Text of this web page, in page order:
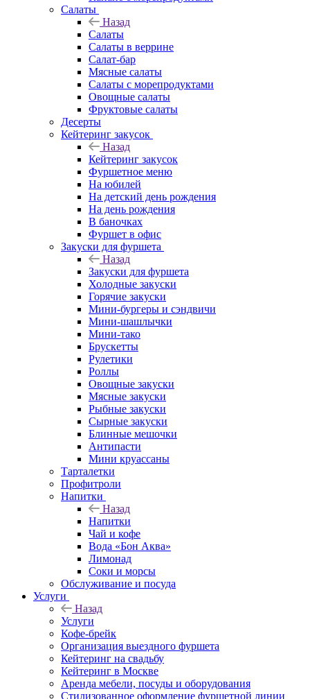
Салаты
Назад
Салаты
Салаты в веррине
Салат-бар
Мясные салаты
Салаты с морепродуктами
Овощные салаты
Фруктовые салаты
Десерты
Кейтеринг закусок
Назад
Кейтеринг закусок
Фуршетное меню
На юбилей
На детский день рождения
На день рождения
В баночках
Фуршет в офис
Закуски для фуршета
Назад
Закуски для фуршета
Холодные закуски
Горячие закуски
Мини-бургеры и сэндвичи
Мини-шашлычки
Мини-тако
Брускетты
Рулетики
Роллы
Овощные закуски
Мясные закуски
Рыбные закуски
Сырные закуски
Блинные мешочки
Антипасти
Мини круассаны
Тарталетки
Профитроли
Напитки
Назад
Напитки
Чай и кофе
Вода «Бон Аква»
Лимонад
Соки и морсы
Обслуживание и посуда
Услуги
Назад
Услуги
Кофе-брейк
Организация выездного фуршета
Кейтеринг на свадьбу
Кейтеринг в Москве
Аренда мебели, посуды и оборудования
Стилизованное оформление фуршетной линии